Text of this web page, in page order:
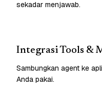
sekadar menjawab.
Integrasi Tools &
Sambungkan agent ke
Anda pakai.